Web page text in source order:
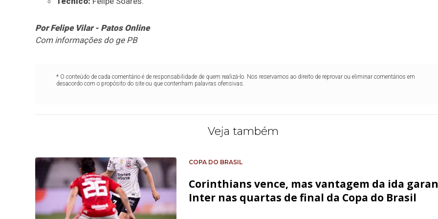
Por Felipe Vilar - Patos Online
Com informações do ge PB
* O conteúdo de cada comentário é de responsabilidade de quem realizá-lo. Nos reservamos ao direito de reprovar ou eliminar comentários em
desacordo com o propósito do site ou que contenham palavras ofensivas.
Veja também
COPA DO BRASIL
Corinthians vence, mas vantagem da ida
Inter nas quartas de final da Copa do Brasil